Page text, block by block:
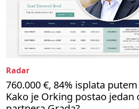
Radar
760.000 €, 84% isplata
Kako je Orking postao jedan